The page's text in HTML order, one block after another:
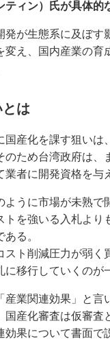
ィン）氏が具体的
発が生態系に及ぼ
変え、国内産業の
は
国産化を課す狙い
のため台湾政府は
者に開発資格を与
ように市場が未熟
トを強いる入札より
る。
スト削減圧力が弱
移行していくのが
産業関連効果」と
国産化審査は仮審
効果について書面